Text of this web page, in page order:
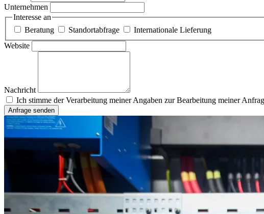
Unternehmen
Interesse an
Beratung
Standortabfrage
Internationale Lieferung
Website
Nachricht
Ich stimme der Verarbeitung meiner Angaben zur Bearbeitung meiner
Anfrage senden